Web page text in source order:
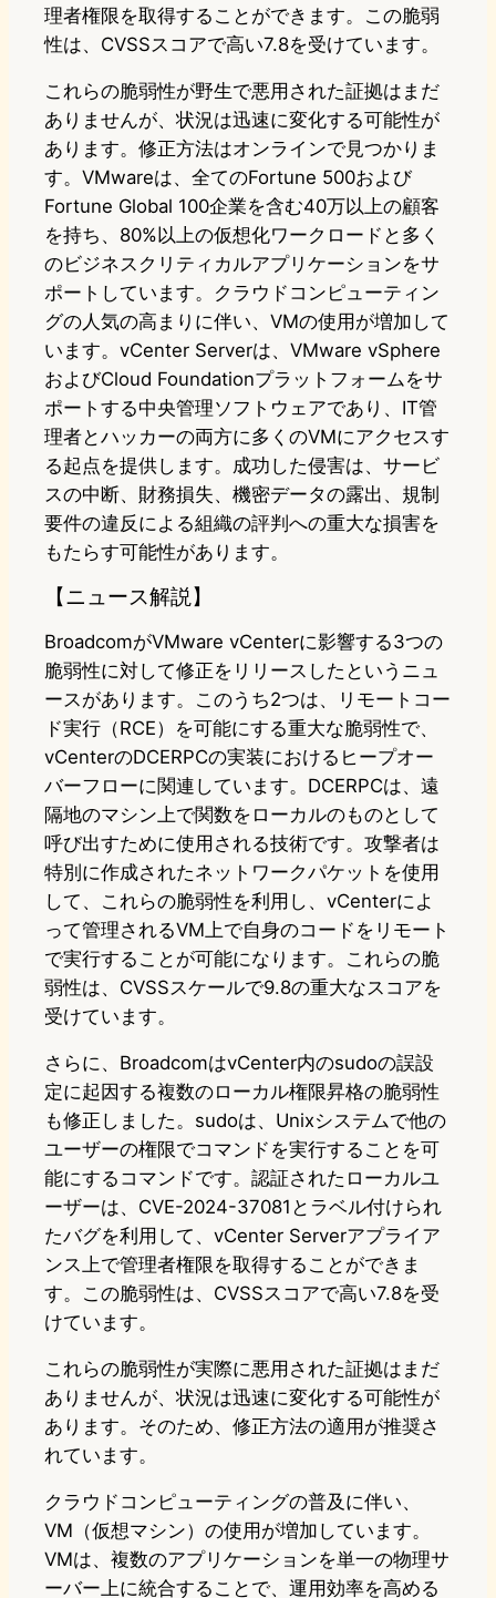
理者権限を取得することができます。この脆弱
性は、CVSSスコアで高い7.8を受けています。
これらの脆弱性が野生で悪用された証拠はまだ
ありませんが、状況は迅速に変化する可能性が
あります。修正方法はオンラインで見つかりま
す。VMwareは、全てのFortune 500および
Fortune Global 100企業を含む40万以上の顧客
を持ち、80%以上の仮想化ワークロードと多く
のビジネスクリティカルアプリケーションをサ
ポートしています。クラウドコンピューティン
グの人気の高まりに伴い、VMの使用が増加して
います。vCenter Serverは、VMware vSphere
およびCloud Foundationプラットフォームをサ
ポートする中央管理ソフトウェアであり、IT管
理者とハッカーの両方に多くのVMにアクセスす
る起点を提供します。成功した侵害は、サービ
スの中断、財務損失、機密データの露出、規制
要件の違反による組織の評判への重大な損害を
もたらす可能性があります。
【ニュース解説】
BroadcomがVMware vCenterに影響する3つの
脆弱性に対して修正をリリースしたというニュ
ースがあります。このうち2つは、リモートコー
ド実行（RCE）を可能にする重大な脆弱性で、
vCenterのDCERPCの実装におけるヒープオー
バーフローに関連しています。DCERPCは、遠
隔地のマシン上で関数をローカルのものとして
呼び出すために使用される技術です。攻撃者は
特別に作成されたネットワークパケットを使用
して、これらの脆弱性を利用し、vCenterによ
って管理されるVM上で自身のコードをリモート
で実行することが可能になります。これらの脆
弱性は、CVSSスケールで9.8の重大なスコアを
受けています。
さらに、BroadcomはvCenter内のsudoの誤設
定に起因する複数のローカル権限昇格の脆弱性
も修正しました。sudoは、Unixシステムで他の
ユーザーの権限でコマンドを実行することを可
能にするコマンドです。認証されたローカルユ
ーザーは、CVE-2024-37081とラベル付けられ
たバグを利用して、vCenter Serverアプライア
ンス上で管理者権限を取得することができま
す。この脆弱性は、CVSSスコアで高い7.8を受
けています。
これらの脆弱性が実際に悪用された証拠はまだ
ありませんが、状況は迅速に変化する可能性が
あります。そのため、修正方法の適用が推奨さ
れています。
クラウドコンピューティングの普及に伴い、
VM（仮想マシン）の使用が増加しています。
VMは、複数のアプリケーションを単一の物理サ
ーバー上に統合することで、運用効率を高める